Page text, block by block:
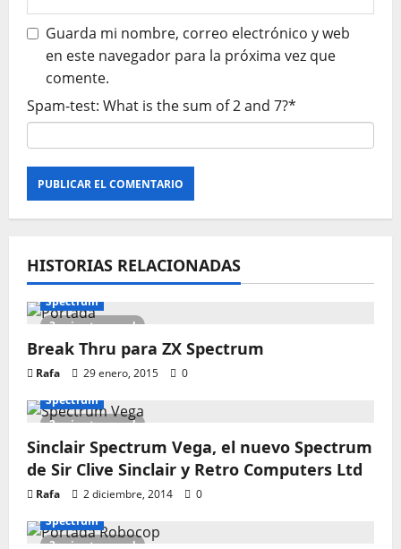
Guarda mi nombre, correo electrónico y web
en este navegador para la próxima vez que
comente.
Spam-test: What is the sum of 2 and 7?*
HISTORIAS RELACIONADAS
3 minutes read
Spectrum
Break Thru para ZX Spectrum
Rafa 29 enero, 2015 0
2 minutes read
Spectrum
Sinclair Spectrum Vega, el nuevo Spectrum
de Sir Clive Sinclair y Retro Computers Ltd
Rafa 2 diciembre, 2014 0
3 minutes read
Spectrum